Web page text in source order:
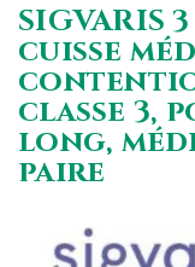
SIGVARIS
cuisse
classe 3,
long,
paire